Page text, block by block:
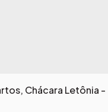
Chácara Letônia -